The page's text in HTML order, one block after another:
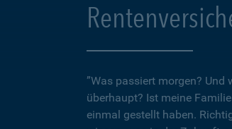
”Was passiert morgen?
überhaupt? Ist meine
einmal gestellt haben.